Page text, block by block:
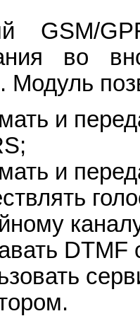
GSM/
во
Модуль
и
и
DTMF